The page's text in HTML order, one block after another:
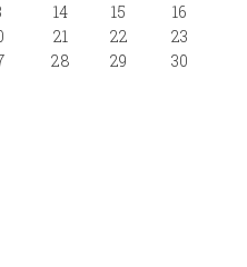
14 15
16
21 22
23
28 29
30